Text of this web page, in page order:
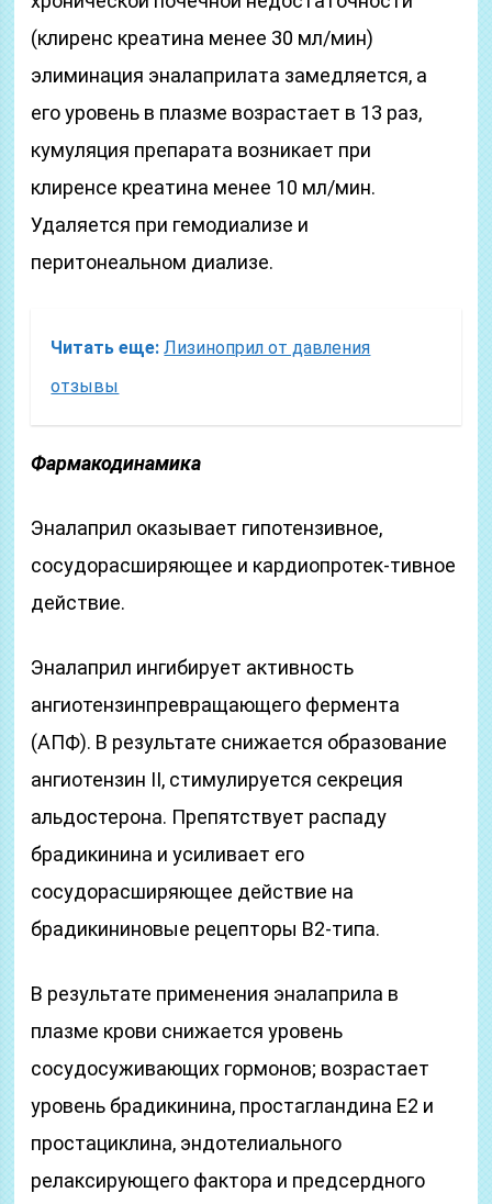
(клиренс креатина менее 30 мл/мин)
элиминация эналаприлата замедляется, а
его уровень в плазме возрастает в 13 раз,
кумуляция препарата возникает при
клиренсе креатина менее 10 мл/мин.
Удаляется при гемодиализе и
перитонеальном диализе.
Читать еще: Лизиноприл от давления
отзывы
Фармакодинамика
Эналаприл оказывает гипотензивное,
сосудорасширяющее и кардиопротек-тивное
действие.
Эналаприл ингибирует активность
ангиотензинпревращающего фермента
(АПФ). В результате снижается образование
ангиотензин II, стимулируется секреция
альдостерона. Препятствует распаду
брадикинина и усиливает его
сосудорасширяющее действие на
брадикининовые рецепторы В2-типа.
В результате применения эналаприла в
плазме крови снижается уровень
сосудосуживающих гормонов; возрастает
уровень брадикинина, простагландина Е2 и
простациклина, эндотелиального
релаксирующего фактора и предсердного